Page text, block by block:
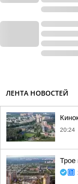
ЛЕНТА НОВОСТЕЙ
20:24
Трое